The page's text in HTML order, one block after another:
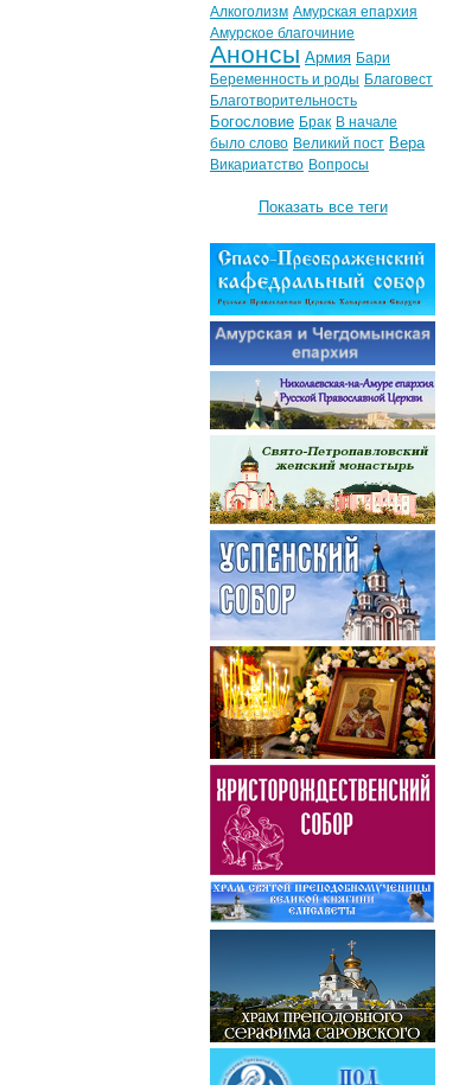
Алкоголизм Амурская епархия
Амурское благочиние
Анонсы Армия Бари
Беременность и роды Благовест
Благотворительность
Богословие Брак В начале
было слово Великий пост Вера
Викариатство Вопросы
Показать все теги